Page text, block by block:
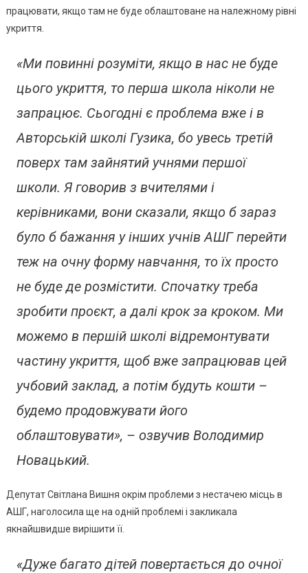
Місць
працювати, якщо там не буде облаштоване на належному рівні
укриття.
«Ми повинні розуміти, якщо в нас не буде
цього укриття, то перша школа ніколи не
запрацює. Сьогодні є проблема вже і в
Авторській школі Гузика, бо увесь третій
поверх там зайнятий учнями першої
школи. Я говорив з вчителями і
керівниками, вони сказали, якщо б зараз
було б бажання у інших учнів АШГ перейти
теж на очну форму навчання, то їх просто
не буде де розмістити. Спочатку треба
зробити проєкт, а далі крок за кроком. Ми
можемо в першій школі відремонтувати
частину укриття, щоб вже запрацював цей
учбовий заклад, а потім будуть кошти –
будемо продовжувати його
облаштовувати», – озвучив Володимир
Новацький.
Депутат Світлана Вишня окрім проблеми з нестачею місць в
АШГ, наголосила ще на одній проблемі і закликала
якнайшвидше вирішити її.
«Дуже багато дітей повертається до очної